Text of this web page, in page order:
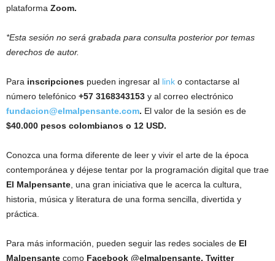
plataforma Zoom.
*Esta sesión no será grabada para consulta posterior por temas
derechos de autor.
Para inscripciones pueden ingresar al link o contactarse al
número telefónico +57 3168343153 y al correo electrónico
fundacion@elmalpensante.com. El valor de la sesión es de
$40.000 pesos colombianos o 12 USD.
Conozca una forma diferente de leer y vivir el arte de la época
contemporánea y déjese tentar por la programación digital que trae
El Malpensante , una gran iniciativa que le acerca la cultura,
historia, música y literatura de una forma sencilla, divertida y
práctica.
Para más información, pueden seguir las redes sociales de El
Malpensante como Facebook @elmalpensante, Twitter